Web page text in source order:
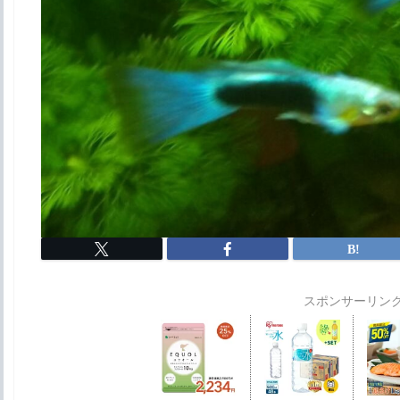
スポンサーリン